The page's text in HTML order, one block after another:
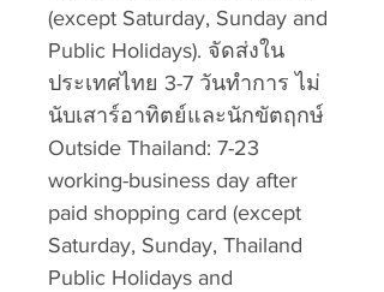
(except Saturday, Sunday and
Public Holidays). จัดส่งใน
ประเทศไทย 3-7 วันทำการ ไม่
นับเสาร์อาทิตย์และนักขัตฤกษ์
Outside Thailand: 7-23
working-business day after
paid shopping card (except
Saturday, Sunday, Thailand
Public Holidays and